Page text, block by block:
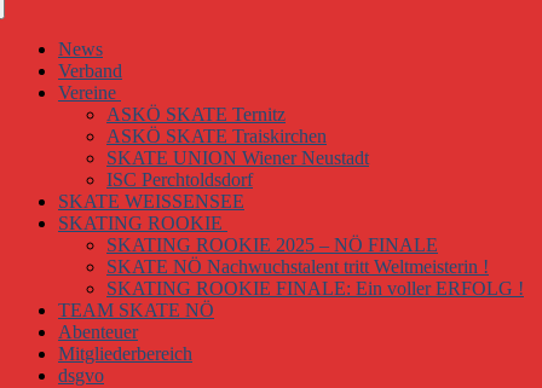
News
Verband
Vereine
ASKÖ SKATE Ternitz
ASKÖ SKATE Traiskirchen
SKATE UNION Wiener Neustadt
ISC Perchtoldsdorf
SKATE WEISSENSEE
SKATING ROOKIE
SKATING ROOKIE 2025 – NÖ FINALE
SKATE NÖ Nachwuchstalent tritt Weltmeisterin !
SKATING ROOKIE FINALE: Ein voller ERFOLG !
TEAM SKATE NÖ
Abenteuer
Mitgliederbereich
dsgvo